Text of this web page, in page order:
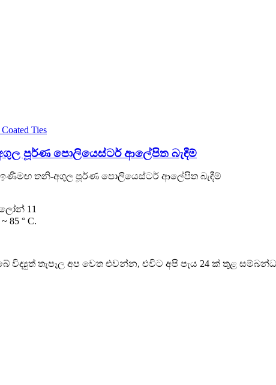
පූර්ණ පොලියෙස්ටර් ආලේපිත බැඳීම්
ඉණිමඟ තනි-අගුල පූර්ණ පොලියෙස්ටර් ආලේපිත බැඳීම්
11
85 ° C.
තැපෑල අප වෙත එවන්න, එවිට අපි පැය 24 ක් තුළ